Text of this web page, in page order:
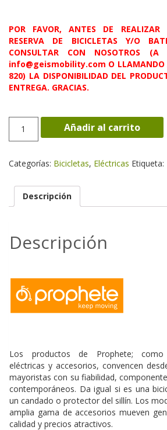
POR FAVOR, ANTES DE
RESERVA DE BICICLETAS Y/O
CONSULTAR CON NOSOTROS
info@geismobility.com O LLAMANDO
820) LA DISPONIBILIDAD DEL
ENTREGA. GRACIAS.
eSport
cantidad
Añadir al carrito
Categorías: Bicicletas, Eléctricas Etiqueta:
Descripción
Descripción
Los productos de Prophete; como
eléctricas y accesorios, convencen
mayoristas con su fiabilidad,
contemporáneos. Da igual si es una
un candado o protector del sillín. Los
amplia gama de accesorios mueven
calidad y precios atractivos.